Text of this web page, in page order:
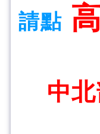
請點
中